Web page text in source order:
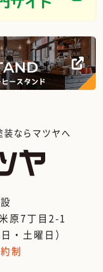
ならマツヤへ
原7丁目2-1
・土曜日）
制